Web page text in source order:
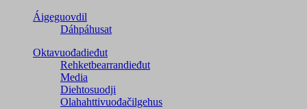
Áigeguovdil
Dáhpáhusat
Oktavuođadieđut
Rehketbearrandieđut
Media
Diehtosuodji
Olahahttivuođačilgehus